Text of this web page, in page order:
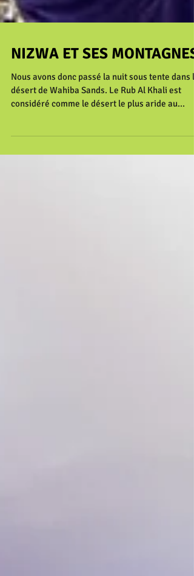
NIZWA ET SES MONTAGNES
désert de Wahiba Sands. Le Rub Al Khali est
considéré comme le désert le plus aride au...